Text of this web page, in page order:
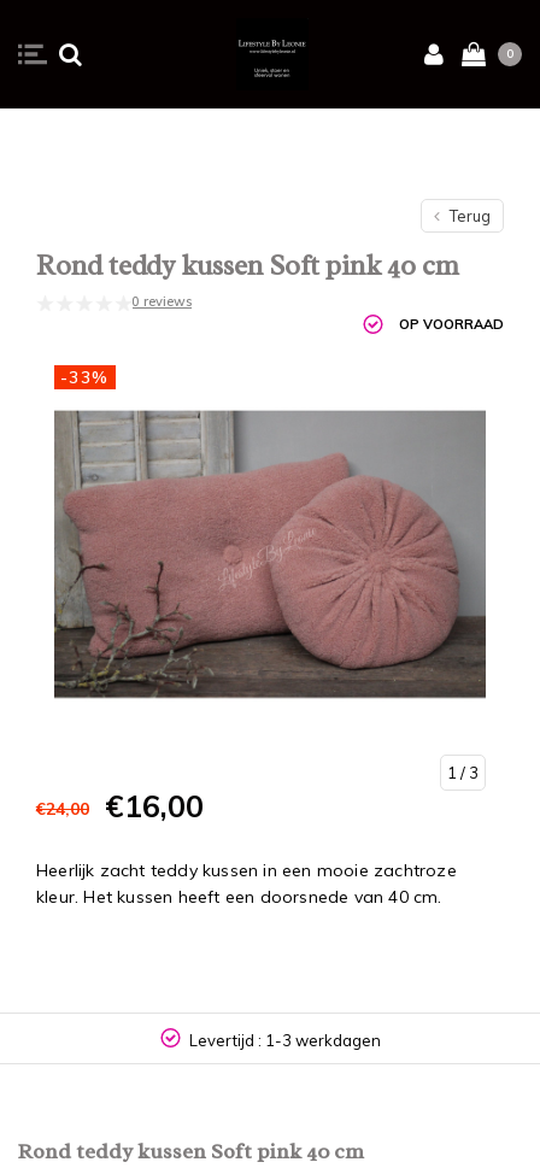
0
Terug
Rond teddy kussen Soft pink 40 cm
0 reviews
OP VOORRAAD
-33%
1 / 3
€24,00 €16,00
Heerlijk zacht teddy kussen in een mooie zachtroze
kleur. Het kussen heeft een doorsnede van 40 cm.
Levertijd : 1-3 werkdagen
Rond teddy kussen Soft pink 40 cm